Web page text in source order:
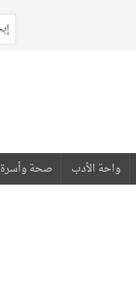
واحة الأدب صحة وأسرة